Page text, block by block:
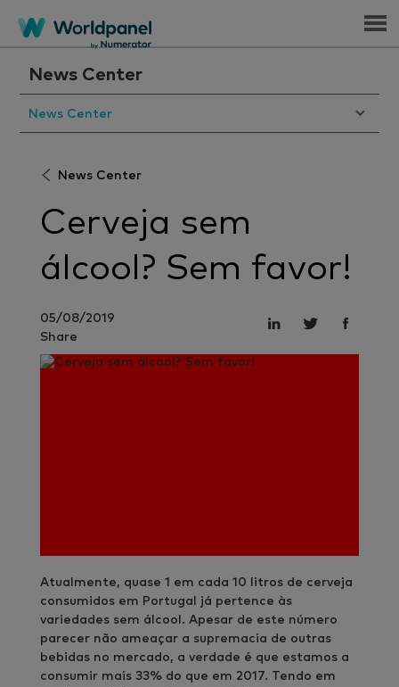
Menu
News Center
News Center
News Center
Cerveja sem
álcool? Sem favor!
05/08/2019
Share
Atualmente, quase 1 em cada 10 litros de cerveja
consumidos em Portugal já pertence às
variedades sem álcool. Apesar de este número
parecer não ameaçar a supremacia de outras
bebidas no mercado, a verdade é que estamos a
consumir mais 33% do que em 2017. Tendo em